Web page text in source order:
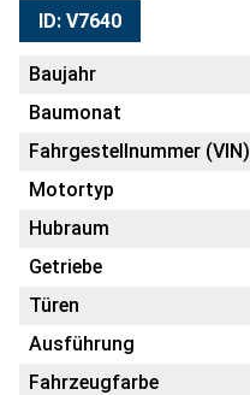
ID: V7640
Baujahr
Baumonat
Fahrgestellnummer (VIN)
Motortyp
Hubraum
Getriebe
Türen
Ausführung
Fahrzeugfarbe